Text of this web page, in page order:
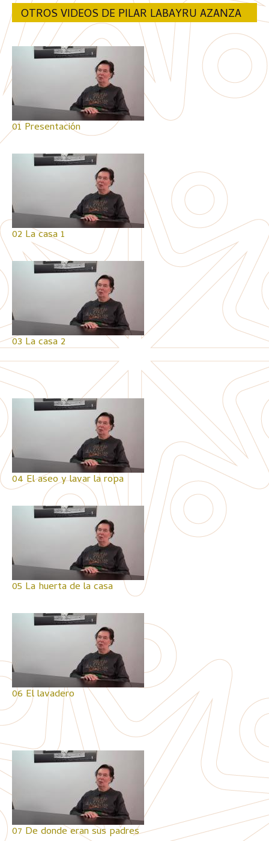
OTROS VIDEOS DE PILAR LABAYRU AZANZA
01 Presentación
02 La casa 1
03 La casa 2
04 El aseo y lavar la ropa
05 La huerta de la casa
06 El lavadero
07 De donde eran sus padres